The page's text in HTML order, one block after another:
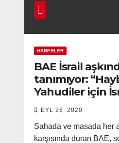
HABERLER
BAE İsrail
tanımıyor:
Yahudiler için
ödenmeli”
EYL 26, 2020
Sahada ve masada her
karşısında duran BAE,